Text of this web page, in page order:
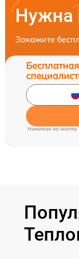
Нужна
Закажите
Нажимая на кнопку